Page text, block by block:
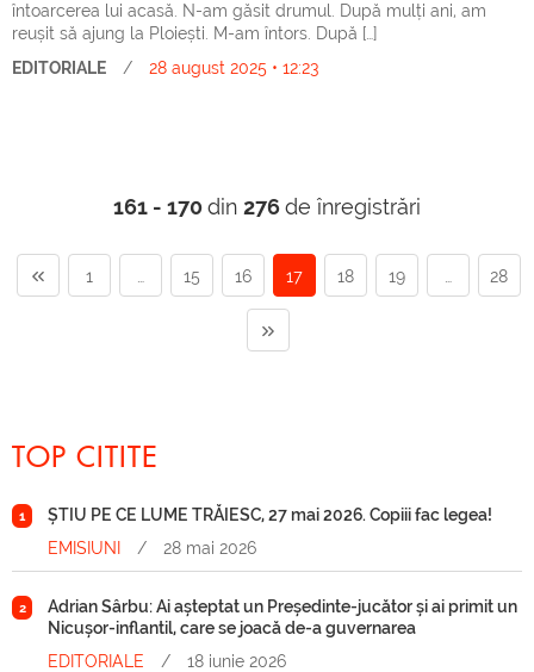
întoarcerea lui acasă. N-am găsit drumul. După mulți ani, am
reușit să ajung la Ploiești. M-am întors. După […]
EDITORIALE
/ 28 august 2025 • 12:23
161 - 170din 276de înregistrări
1 15 16 17 18 19 28
TOP CITITE
1
ȘTIU PE CE LUME TRĂIESC, 27 mai 2026. Copiii fac legea!
EMISIUNI
/ 28 mai 2026
2
Adrian Sârbu: Ai așteptat un Președinte-jucător și ai primit un
Nicușor-inflantil, care se joacă de-a guvernarea
EDITORIALE
/ 18 iunie 2026